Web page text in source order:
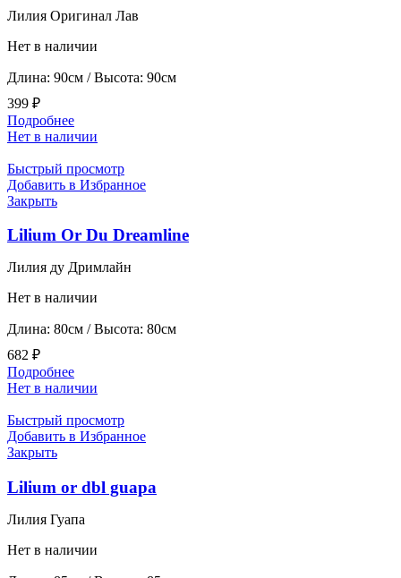
Лилия Оригинал Лав
Нет в наличии
Длина: 90см / Высота: 90см
399 ₽
Подробнее
Нет в наличии
Быстрый просмотр
Добавить в Избранное
Закрыть
Lilium Or Du Dreamline
Лилия ду Дримлайн
Нет в наличии
Длина: 80см / Высота: 80см
682 ₽
Подробнее
Нет в наличии
Быстрый просмотр
Добавить в Избранное
Закрыть
Lilium or dbl guapa
Лилия Гуапа
Нет в наличии